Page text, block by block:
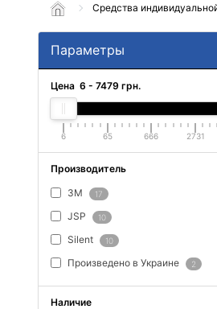
Средства
Параметры
Цена 6 - 7479 грн.
6 65 666 2731
Производитель
3M 17
JSP 10
Silent 10
Произведено в Украине 2
Наличие